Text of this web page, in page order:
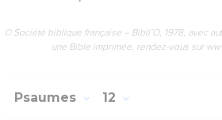
© Société biblique française – Bibli’O, 1978, avec
une Bible imprimée, rendez-vous sur
Psaumes 12